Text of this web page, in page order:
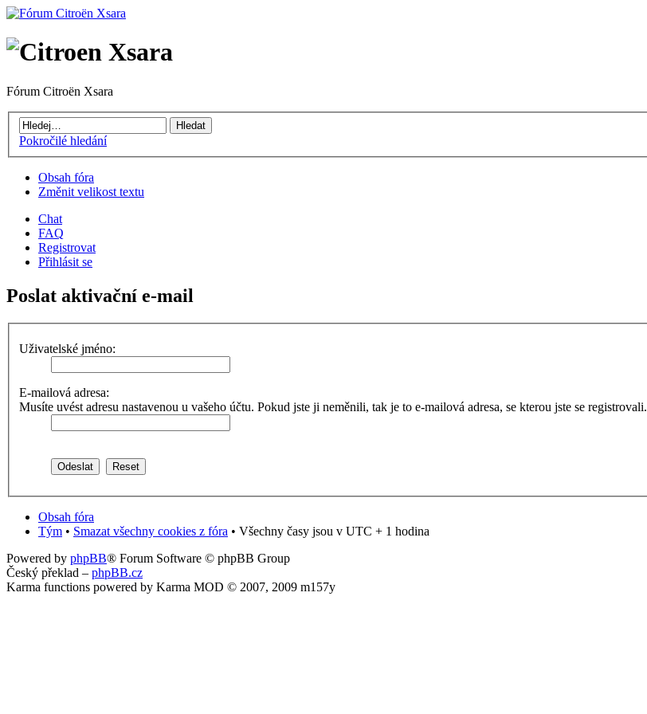
Fórum Citroën Xsara
Pokročilé hledání
Obsah fóra
Změnit velikost textu
Chat
FAQ
Registrovat
Přihlásit se
Poslat aktivační e-mail
Uživatelské jméno:
E-mailová adresa:
Musíte uvést adresu nastavenou u vašeho účtu. Pokud jste ji neměnili, tak je to e-mailová adresa, se kterou jste se registrovali.
Obsah fóra
Tým • Smazat všechny cookies z fóra • Všechny časy jsou v UTC + 1 hodina
Powered by phpBB® Forum Software © phpBB Group
Český překlad – phpBB.cz
Karma functions powered by Karma MOD © 2007, 2009 m157y